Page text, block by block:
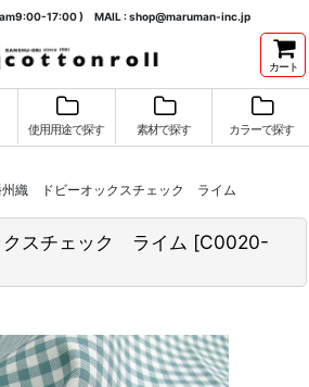
17:00 ) MAIL : shop@maruman-inc.jp
カート
使用用途で探す 素材で探す カラーで探す
州織 ドビーオックスチェック ライム
スチェック ライム [C0020-